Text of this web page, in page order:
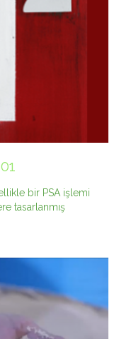
bir PSA işlemi
tasarlanmış